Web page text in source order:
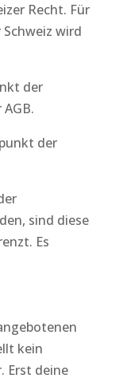
Recht. Für
wird
der
der
sind diese
Es
kein
Erst deine